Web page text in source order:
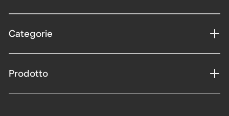
Categorie
Prodotto